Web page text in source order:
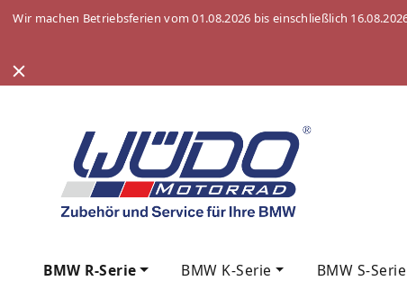
Wir machen Betriebsferien vom 01.08.2026 bis einschließlich
BMW R-Serie BMW K-Serie BMW S-Serie